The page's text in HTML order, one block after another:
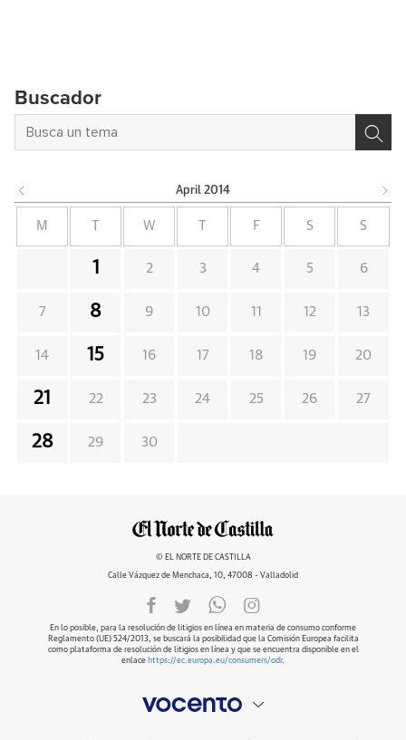
Buscador
April 2014
M W F S S
1 2 3 4 5 6
7 8 9 10 11 12 13
14 15 16 17 18 19 20
21 22 23 24 25 26 27
28 29 30
© EL NORTE DE CASTILLA
Calle Vázquez de Menchaca, 10, 47008 - Valladolid
En lo posible, para la resolución de litigios en línea en materia de consumo conforme
Reglamento (UE) 524/2013, se buscará la posibilidad que la Comisión Europea facilita
como plataforma de resolución de litigios en línea y que se encuentra disponible en el
enlace https://ec.europa.eu/consumers/odr.